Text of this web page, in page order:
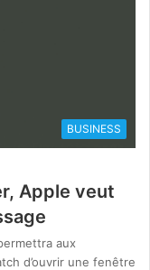
BUSINESS
Apple veut
aux
d’ouvrir une fenêtre